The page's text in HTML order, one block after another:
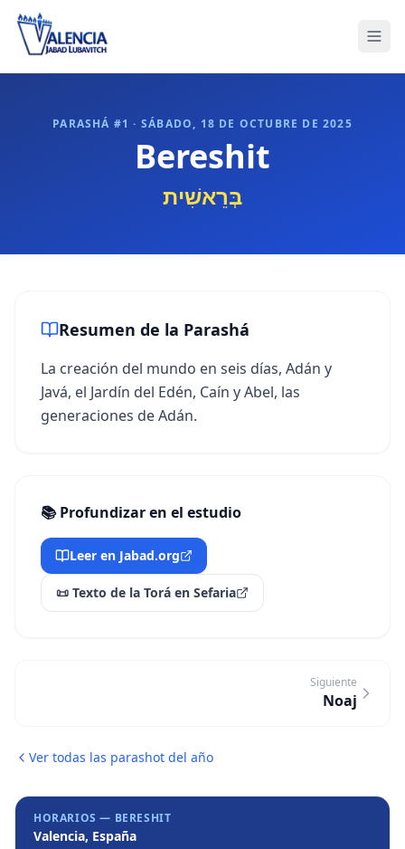
PARASHÁ #1 · SÁBADO, 18 DE OCTUBRE DE 2025
Bereshit
בְּרֵאשִׁית
Resumen de la Parashá
La creación del mundo en seis días, Adán y
Javá, el Jardín del Edén, Caín y Abel, las
generaciones de Adán.
📚 Profundizar en el estudio
Leer en Jabad.org
📜 Texto de la Torá en Sefaria
Siguiente
Noaj
Ver todas las parashot del año
HORARIOS — BERESHIT
Valencia, España